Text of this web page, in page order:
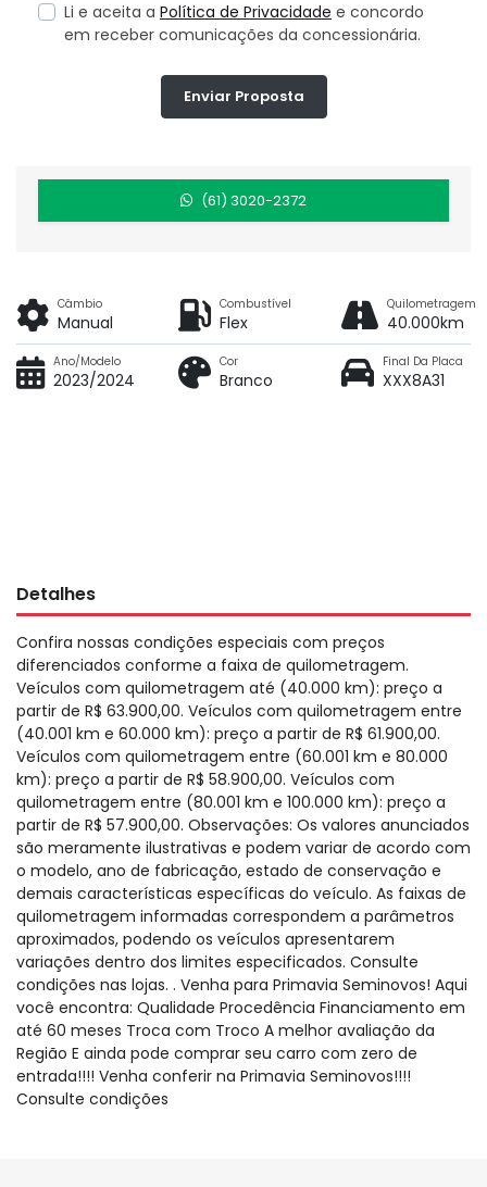
(61) 3020-2372
Li e aceita a Política de Privacidade e concordo
em receber comunicações da concessionária.
Enviar Proposta
Câmbio
Manual
Combustível
Flex
Quilometragem
40.000km
Ano/Modelo
2023/2024
Cor
Branco
Final Da Placa
XXX8A31
Detalhes
Confira nossas condições especiais com preços
diferenciados conforme a faixa de quilometragem.
Veículos com quilometragem até (40.000 km): preço a
partir de R$ 63.900,00. Veículos com quilometragem entre
(40.001 km e 60.000 km): preço a partir de R$ 61.900,00.
Veículos com quilometragem entre (60.001 km e 80.000
km): preço a partir de R$ 58.900,00. Veículos com
quilometragem entre (80.001 km e 100.000 km): preço a
partir de R$ 57.900,00. Observações: Os valores anunciados
são meramente ilustrativas e podem variar de acordo com
o modelo, ano de fabricação, estado de conservação e
demais características específicas do veículo. As faixas de
quilometragem informadas correspondem a parâmetros
aproximados, podendo os veículos apresentarem
variações dentro dos limites especificados. Consulte
condições nas lojas. . Venha para Primavia Seminovos! Aqui
você encontra: Qualidade Procedência Financiamento em
até 60 meses Troca com Troco A melhor avaliação da
Região E ainda pode comprar seu carro com zero de
entrada!!!! Venha conferir na Primavia Seminovos!!!!
Consulte condições